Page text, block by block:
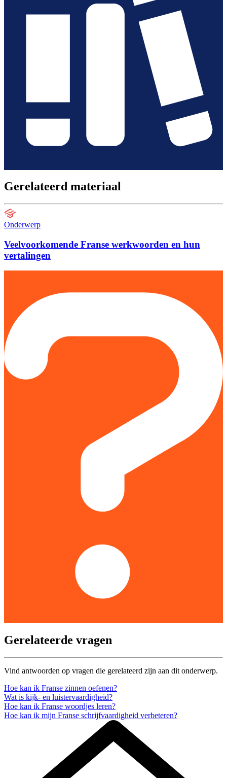
Gerelateerd materiaal
Onderwerp
Veelvoorkomende Franse werkwoorden en hun
vertalingen
Gerelateerde vragen
Vind antwoorden op vragen die gerelateerd zijn aan dit onderwerp.
Hoe kan ik Franse zinnen oefenen?
Wat is kijk- en luistervaardigheid?
Hoe kan ik Franse woordjes leren?
Hoe kan ik mijn Franse schrijfvaardigheid verbeteren?